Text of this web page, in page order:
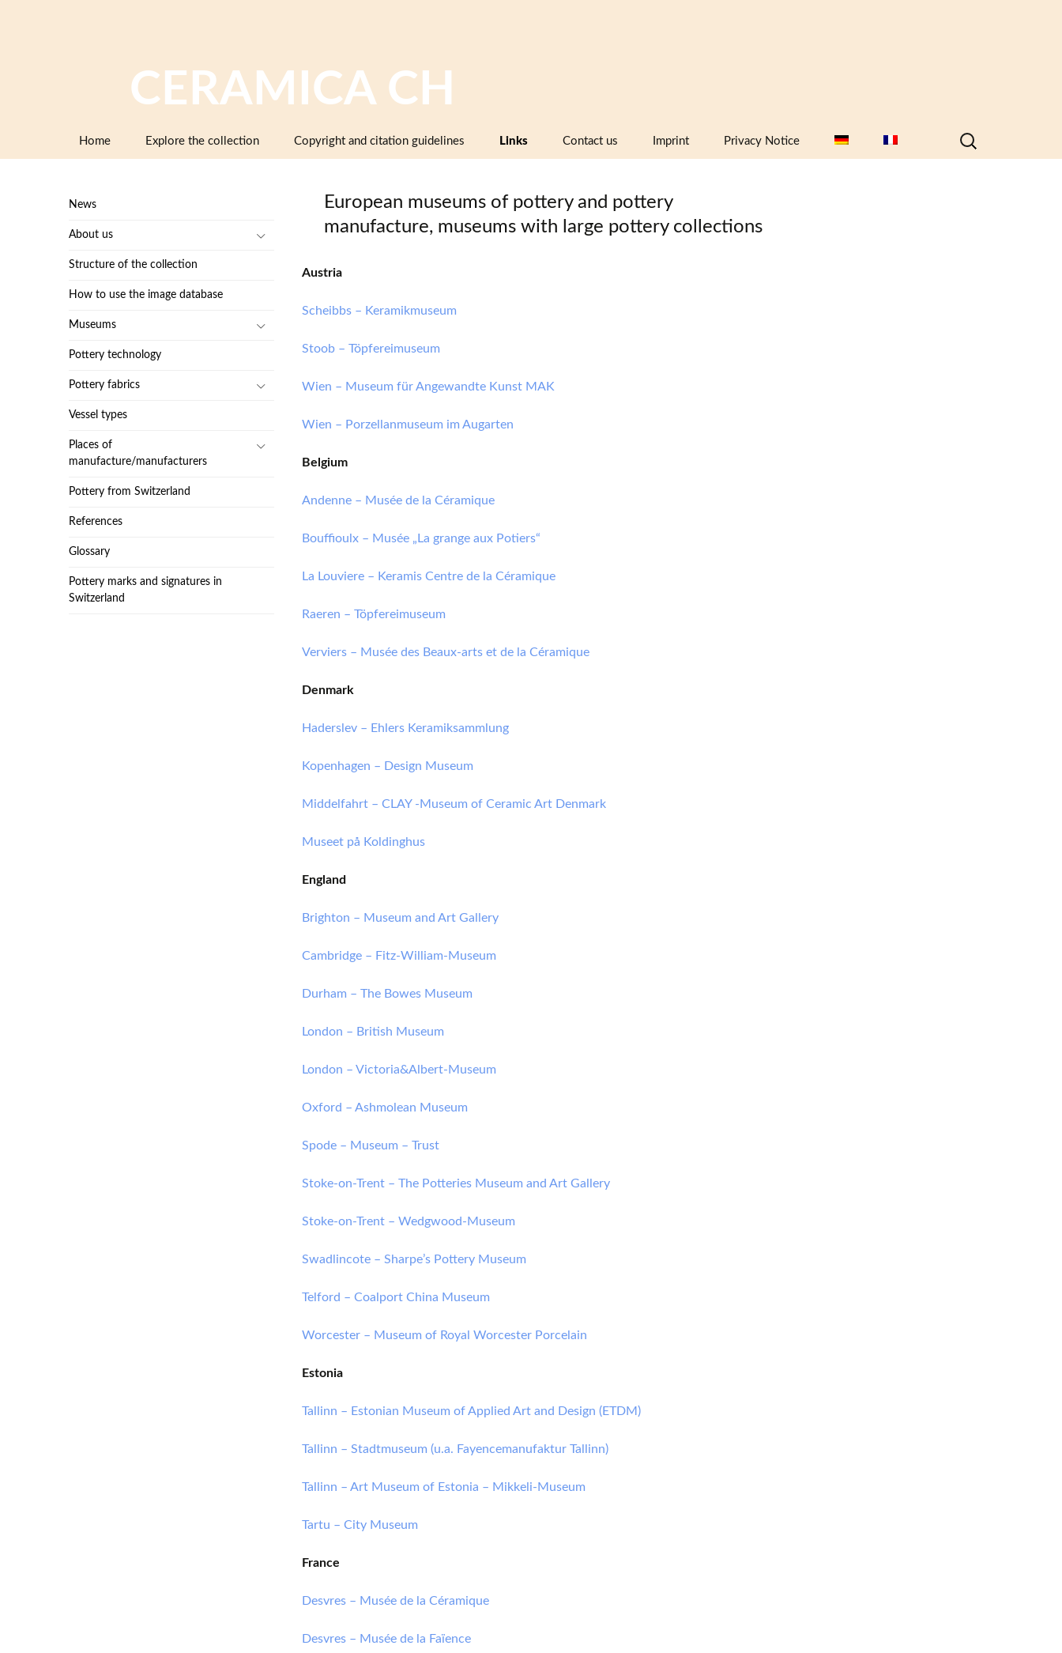
CERAMICA CH
Home Explore the collection Copyright and citation guidelines Links
and makers’ marks
Pottery dictionaries, glossaries,
pottery manufacture, museums with
Contact us Imprint Privacy Notice
Search
for:
European museums of pottery and pottery
manufacture, museums with large pottery collections
Austria
Scheibbs – Keramikmuseum
Stoob – Töpfereimuseum
Wien – Museum für Angewandte Kunst MAK
Wien – Porzellanmuseum im Augarten
Belgium
Andenne – Musée de la Céramique
Bouffioulx – Musée „La grange aux Potiers“
La Louviere – Keramis Centre de la Céramique
Raeren – Töpfereimuseum
Verviers – Musée des Beaux-arts et de la Céramique
Denmark
Haderslev – Ehlers Keramiksammlung
Kopenhagen – Design Museum
Middelfahrt – CLAY -Museum of Ceramic Art Denmark
Museet på Koldinghus
England
Brighton – Museum and Art Gallery
Cambridge – Fitz-William-Museum
Durham – The Bowes Museum
London – British Museum
London – Victoria&Albert-Museum
Oxford – Ashmolean Museum
Spode – Museum – Trust
Stoke-on-Trent – The Potteries Museum and Art Gallery
Stoke-on-Trent – Wedgwood-Museum
Swadlincote – Sharpe’s Pottery Museum
Telford – Coalport China Museum
Worcester – Museum of Royal Worcester Porcelain
Estonia
Tallinn – Estonian Museum of Applied Art and Design (ETDM)
Tallinn – Stadtmuseum (u.a. Fayencemanufaktur Tallinn)
Tallinn – Art Museum of Estonia – Mikkeli-Museum
Tartu – City Museum
France
Desvres – Musée de la Céramique
Desvres – Musée de la Faïence
News
About us
Structure of the collection
How to use the image database
Museums
Pottery technology
Pottery fabrics
Vessel types
Places of
manufacture/manufacturers
Pottery from Switzerland
References
Glossary
Pottery marks and signatures in
Switzerland